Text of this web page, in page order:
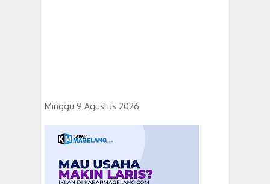
Minggu 9 Agustus 2026